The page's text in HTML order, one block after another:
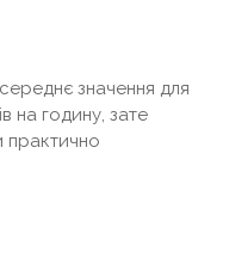
значення для
на годину, зате
практично